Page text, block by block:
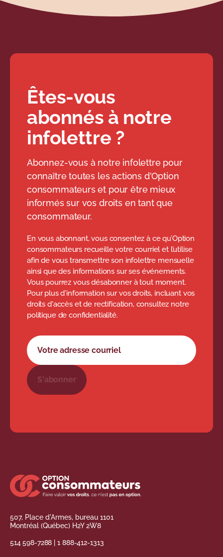
Êtes-vous
abonnés à notre
infolettre ?
Abonnez-vous à notre infolettre pour
connaître toutes les actions d'Option
consommateurs et pour être mieux
informés sur vos droits en tant que
consommateur.
En vous abonnant, vous consentez à ce qu’Option
consommateurs recueille votre courriel et l’utilise
afin de vous transmettre son infolettre mensuelle
ainsi que des informations sur ses événements.
Vous pourrez vous désabonner à tout moment.
Pour plus d'information sur vos droits, incluant vos
droits d'accès et de rectification, consultez notre
politique de confidentialité.
Formulaire d'abonnement à l'infolettre
Votre adresse courriel
S'abonner
507, Place d'Armes, bureau 1101
Montréal (Québec) H2Y 2W8
514 598-7288 |1 888-412-1313